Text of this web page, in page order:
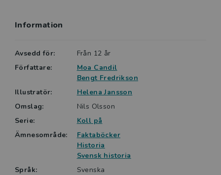
Drottning Elizabeth II i serien Ett liv. De har också
Palestinakonflikten i serien Vilja veta på Vilja förlag.
böcker.
Information
Avsedd för:
Från 12 år
Författare:
Moa Candil
Bengt Fredrikson
Illustratör:
Helena Jansson
Omslag:
Nils Olsson
Serie:
Koll på
Ämnesområde:
Faktaböcker
Historia
Svensk historia
Språk:
Svenska